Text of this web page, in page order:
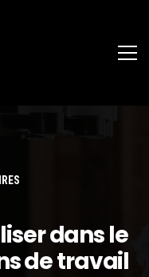
dans le
de travail